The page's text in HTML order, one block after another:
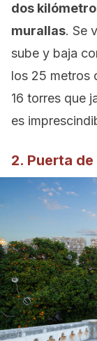
dos
murallas. Se
sube y baja
los 25 metros
16 torres que
es
2. Puerta de